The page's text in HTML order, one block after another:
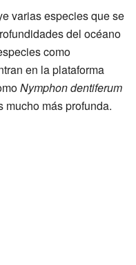
varias especies que se
del océano
como
en la plataforma
Nymphon dentiferum
más profunda.